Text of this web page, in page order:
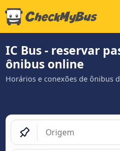
IC Bus - reservar
ônibus online
Horários e conexões de ônibus